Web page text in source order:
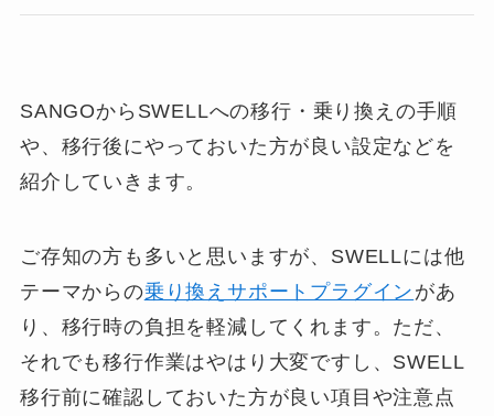
SANGOからSWELLへの移行・乗り換えの手順
や、移行後にやっておいた方が良い設定などを
紹介していきます。
ご存知の方も多いと思いますが、SWELLには他
テーマからの乗り換えサポートプラグイン があ
り、移行時の負担を軽減してくれます。ただ、
それでも移行作業はやはり大変ですし、SWELL
移行前に確認しておいた方が良い項目や注意点